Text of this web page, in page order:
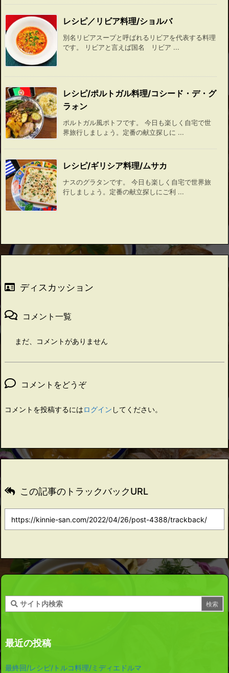
レシピ／リビア料理/ショルバ
別名リビアスープと呼ばれるリビアを代表する料理
です。 リビアと言えば国名 リビア ...
レシピ/ポルトガル料理/コシード・デ・グ
ラォン
ポルトガル風ポトフです。 今日も楽しく自宅で世
界旅行しましょう。定番の献立探しに ...
レシピ/ギリシア料理/ムサカ
ナスのグラタンです。 今日も楽しく自宅で世界旅
行しましょう。定番の献立探しにご利 ...
ディスカッション
コメント一覧
まだ、コメントがありません
コメントをどうぞ
コメントを投稿するにはログイン してください。
この記事のトラックバックURL
最近の投稿
最終回/レシピ/トルコ料理/ミディエドルマ